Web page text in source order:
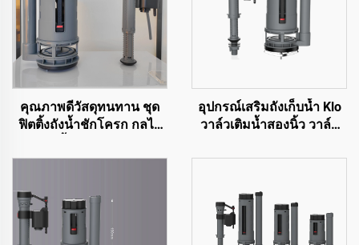
คุณภาพดีวัสดุทนทาน ชุด
ฟิตติ้งถังน้ำชักโครก กลไก
WC
อุปกรณ์เสริมถังเก็บน้ำ Klo
วาล์วเติมน้ำสองนิ้ว วาล์ว
ผลิต